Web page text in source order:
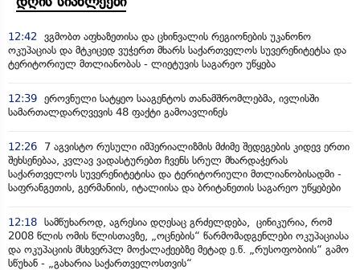
12:42
ვგმობთ აფხაზეთისა და ცხინვალის რეგიონების უკანონო
ოკუპაციას და მტკიცედ ვუჭერთ მხარს საქართველოს სუვერენიტეტსა და
ტერიტორიულ მთლიანობას - ლიეტუვის საგარეო უწყება
12:39 ეროვნული სატყეო სააგენტოს თანამშრომლებმა, ივლისში
სამართალდარღვევის 48 ფაქტი გამოავლინეს
12:26
7 აგვისტო რუსული იმპერიალიზმის მძიმე შედეგების კიდევ ერთი
შეხსენებაა, კვლავ ვადასტურებთ ჩვენს სრულ მხარდაჭერას
საქართველოს სუვერენიტეტისა და ტერიტორიული მთლიანობისადმი -
საფრანგეთის, გერმანიის, იტალიისა და ბრიტანეთის საგარეო უწყებები
12:18 სამწუხაროდ, აგრესია დღესაც გრძელდება, ცინიკურია, რომ
2008 წლის ომის წლისთავზე, „ოცნების“ წარმომადგენლები ოკუპაციასა
და ოკუპაციის მსხვერპლ მოქალაქეებზე მეტად ე.წ. „რუსოფობიის“ გამო
სწუხან - „გახარია საქართველოსთვის“